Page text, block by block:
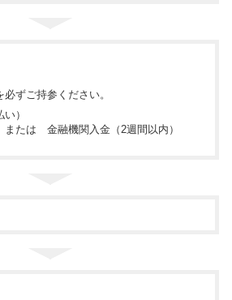
ずご持参ください。
）
たは 金融機関入金（2週間以内）